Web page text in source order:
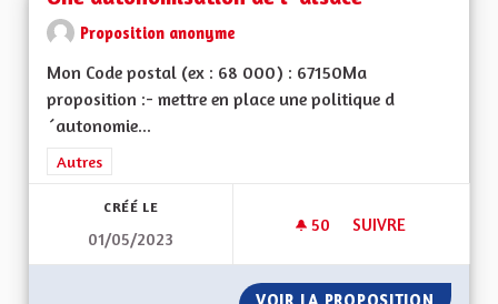
Proposition anonyme
Mon Code postal (ex : 68 000) : 67150Ma
proposition :- mettre en place une politique d
´autonomie...
Filtrer les résultats de la catégorie : Autres
Autres
CRÉÉ LE
01/05/2023
50 50 ABONNÉS
SUIVRE